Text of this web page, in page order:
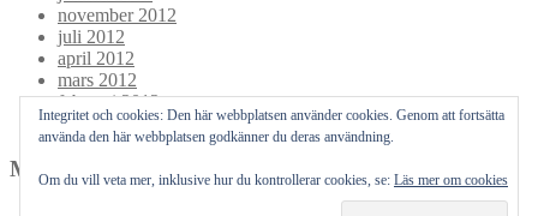
november 2012
juli 2012
april 2012
mars 2012
februari 2012
januari 2012
Meta
Integritet och cookies: Den här webbplatsen använder cookies. Genom att fortsätta
använda den här webbplatsen godkänner du deras användning.
Om du vill veta mer, inklusive hur du kontrollerar cookies, se: Läs mer om cookies